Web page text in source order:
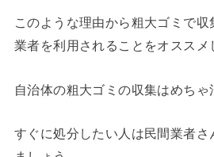
このような理由から粗大ゴミで
業者を利用されることをオススメ
自治体の粗大ゴミの収集はめちゃ
すぐに処分したい人は民間業者さ